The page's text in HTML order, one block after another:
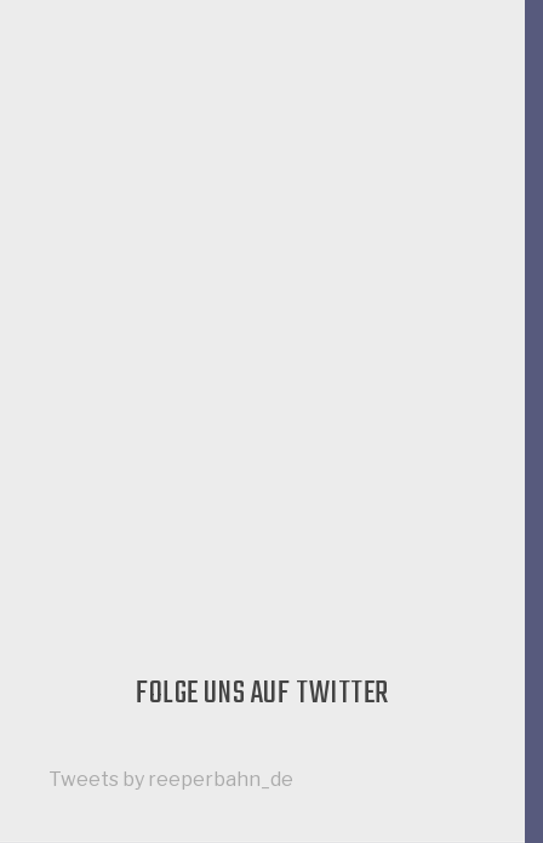
FOLGE UNS AUF TWITTER
Tweets by reeperbahn_de